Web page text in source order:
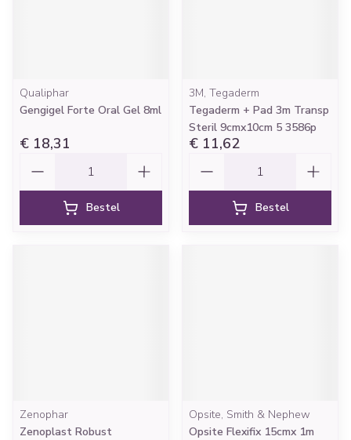
Qualiphar
Gengigel Forte Oral Gel 8ml
€ 18,31
Bestel
3M, Tegaderm
Tegaderm + Pad 3m Transp
Steril 9cmx10cm 5 3586p
€ 11,62
Bestel
Zenophar
Zenoplast Robust
Opsite, Smith & Nephew
Opsite Flexifix 15cmx 1m